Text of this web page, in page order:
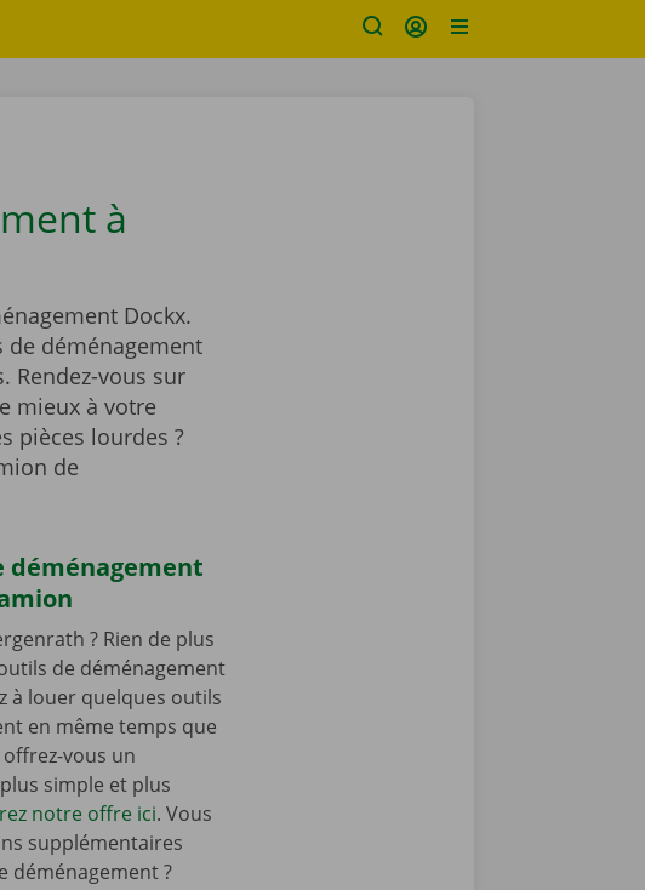
à
Dockx.
de déménagement
Rendez-vous sur
mieux à votre
pièces lourdes ?
de
déménagement
? Rien de plus
de déménagement
à louer quelques outils
en même temps que
vous un
simple et plus
notre offre ici. Vous
supplémentaires
déménagement ?